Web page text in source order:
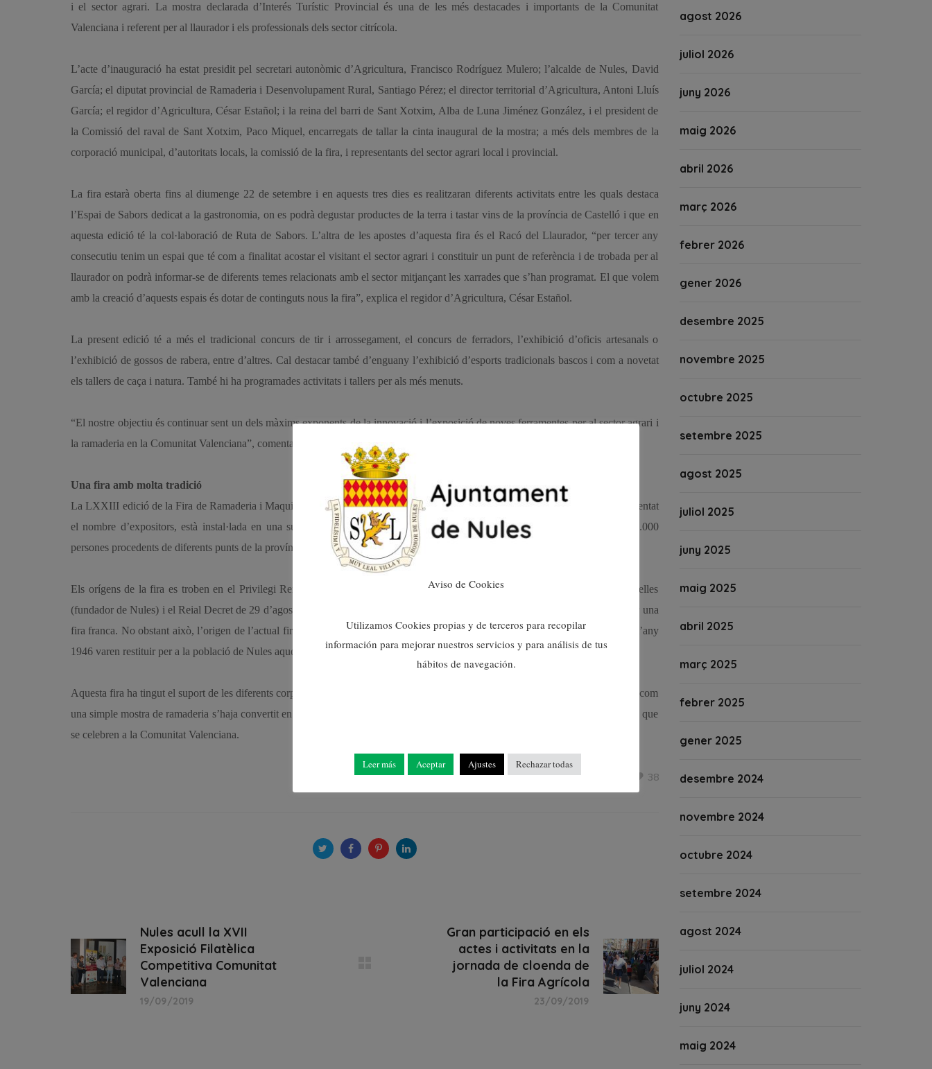
i el sector agrari. La mostra declarada d’Interés Turístic Provincial és una de les més destacades i importants de la Comunitat
Valenciana i referent per al llaurador i els professionals dels sector citrícola.
L’acte d’inauguració ha estat presidit pel secretari autonòmic d’Agricultura, Francisco Rodríguez Mulero; l’alcalde de Nules, David
García; el diputat provincial de Ramaderia i Desenvolupament Rural, Santiago Pérez; el director territorial d’Agricultura, Antoni Lluís
García; el regidor d’Agricultura, César Estañol; i la reina del barri de Sant Xotxim, Alba de Luna Jiménez González, i el president de
la Comissió del raval de Sant Xotxim, Paco Miquel, encarregats de tallar la cinta inaugural de la mostra; a més dels membres de la
corporació municipal, d’autoritats locals, la comissió de la fira, i representants del sector agrari local i provincial.
La fira estarà oberta fins al diumenge 22 de setembre i en aquests tres dies es realitzaran diferents activitats entre les quals destaca
l’Espai de Sabors dedicat a la gastronomia, on es podrà degustar productes de la terra i tastar vins de la província de Castelló i que en
aquesta edició té la col·laboració de Ruta de Sabors. L’altra de les apostes d’aquesta fira és el Racó del Llaurador, “per tercer any
consecutiu tenim un espai que té com a finalitat acostar el visitant el sector agrari i constituir un punt de referència i de trobada per al
llaurador on podrà informar-se de diferents temes relacionats amb el sector mitjançant les xarrades que s’han programat. El que volem
amb la creació d’aquests espais és dotar de continguts nous la fira”, explica el regidor d’Agricultura, César Estañol.
La present edició té a més el tradicional concurs de tir i arrossegament, el concurs de ferradors, l’exhibició d’oficis artesanals o
l’exhibició de gossos de rabera, entre d’altres. Cal destacar també d’enguany l’exhibició d’esports tradicionals bascos i com a novetat
els tallers de caça i natura. També hi ha programades activitats i tallers per als més menuts.
“El nostre objectiu és continuar sent un dels màxims exponents de la innovació i l’exposició de noves ferramentes per al sector agrari i
la ramaderia en la Comunitat Valenciana”, comenta l’alcalde de Nules, David García.
Una fira amb molta tradició
La LXXIII edició de la Fira de Ramaderia i Maquinària Agrícola de Nules té prop de 350 expositors, ja que enguany s’ha incrementat
el nombre d’expositors, està instal·lada en una superfície de més de 35.000 metres quadrats i sol ser visitada per més de 40.000
persones procedents de diferents punts de la província de Castelló, principalment de poblacions de la comarca de la Plana Baixa.
Els orígens de la fira es troben en el Privilegi Reial concedit el 2 de juliol de 1347 per Pere el Cerimoniós a Gilabert de Centelles
(fundador de Nules) i el Reial Decret de 29 d’agost de 1708 de Felip V pel qual s’atorga a la Vila de Nules el privilegi de celebrar una
fira franca. No obstant això, l’origen de l’actual fira es deu a la iniciativa dels veïns i les veïnes del raval de Sant Xotxim que en l’any
1946 varen restituir per a la població de Nules aquesta fira creada en els seus inicis pel Privilegi Reial.
Aquesta fira ha tingut el suport de les diferents corporacions municipals, que han fet possible que la fira nascuda als anys quaranta com
una simple mostra de ramaderia s’haja convertit en una de les fires de maquinària i complements per a l’agricultura més importants que
se celebren a la Comunitat Valenciana.
38
Nules acull la XVII
Exposició Filatèlica
Competitiva Comunitat
Valenciana
19/09/2019
Gran participació en els
actes i activitats en la
jornada de cloenda de
la Fira Agrícola
23/09/2019
agost 2026
juliol 2026
juny 2026
maig 2026
abril 2026
març 2026
febrer 2026
gener 2026
desembre 2025
novembre 2025
octubre 2025
setembre 2025
agost 2025
juliol 2025
juny 2025
maig 2025
abril 2025
març 2025
febrer 2025
gener 2025
desembre 2024
novembre 2024
octubre 2024
setembre 2024
agost 2024
juliol 2024
juny 2024
maig 2024
Aviso de Cookies
Utilizamos Cookies propias y de terceros para recopilar
información para mejorar nuestros servicios y para análisis de tus
hábitos de navegación.
Leer más Aceptar Ajustes Rechazar todas